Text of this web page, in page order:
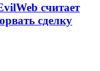
считает
сделку